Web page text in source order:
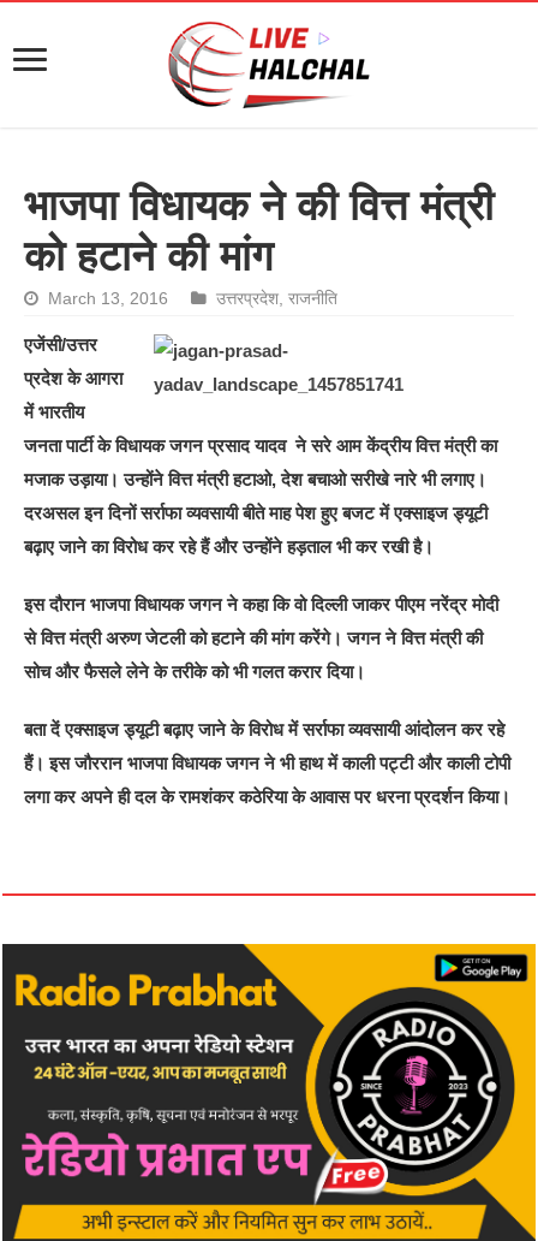
भाजपा विधायक ने की वित्त मंत्री
को हटाने की मांग
March 13, 2016 उत्तरप्रदेश ,राजनीति
एजेंसी/उत्तर
प्रदेश के आगरा
में भारतीय
जनता पार्टी के विधायक जगन प्रसाद यादव ने सरे आम केंद्रीय वित्त मंत्री का
मजाक उड़ाया। उन्होंने वित्त मंत्री हटाओ, देश बचाओ सरीखे नारे भी लगाए।
दरअसल इन दिनों सर्राफा व्यवसायी बीते माह पेश हुए बजट में एक्साइज ड्यूटी
बढ़ाए जाने का विरोध कर रहे हैं और उन्होंने हड़ताल भी कर रखी है।
इस दौरान भाजपा विधायक जगन ने कहा कि वो दिल्ली जाकर पीएम नरेंद्र मोदी
से वित्त मंत्री अरुण जेटली को हटाने की मांग करेंगे। जगन ने वित्त मंत्री की
सोच और फैसले लेने के तरीके को भी गलत करार दिया।
बता दें एक्साइज ड्यूटी बढ़ाए जाने के विरोध में सर्राफा व्यवसायी आंदोलन कर रहे
हैं। इस जौररान भाजपा विधायक जगन ने भी हाथ में काली पट्टी और काली टोपी
लगा कर अपने ही दल के रामशंकर कठेरिया के आवास पर धरना प्रदर्शन किया।